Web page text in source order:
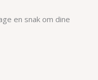
en snak om dine